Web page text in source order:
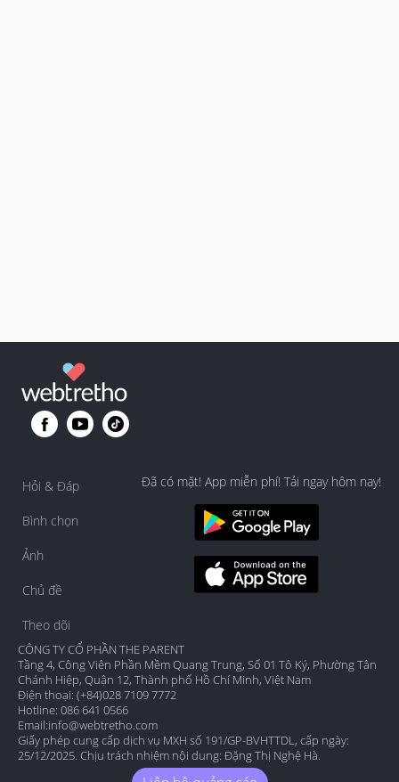
Hỏi & Đáp
Bình chọn
Ảnh
Chủ đề
Theo dõi
Đã có mặt! App miễn phí! Tải ngay hôm nay!
CÔNG TY CỔ PHẦN THE PARENT
Tầng 4, Công Viên Phần Mềm Quang Trung, Số 01 Tô Ký, Phường Tân
Chánh Hiệp, Quận 12, Thành phố Hồ Chí Minh, Việt Nam
Điện thoại: (+84)028 7109 7772
Hotline: 086 641 0566
Email:info@webtretho.com
Giấy phép cung cấp dịch vụ MXH số 191/GP-BVHTTDL, cấp ngày:
25/12/2025. Chịu trách nhiệm nội dung: Đặng Thị Nghệ Hà.